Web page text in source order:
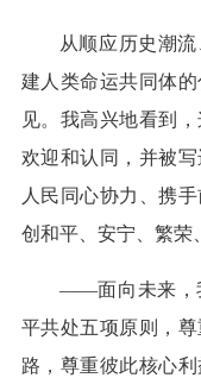
从顺应历史潮
建人类命运共同体
见。我高兴地看到
欢迎和认同，并被
人民同心协力、携
创和平、安宁、繁荣
——面向未来，
平共处五项原则，
路，尊重彼此核心